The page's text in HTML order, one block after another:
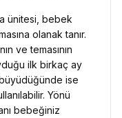
ünitesi, bebek
olanak tanır.
ve temasının
ilk birkaç ay
ise
Yönü
bebeğiniz